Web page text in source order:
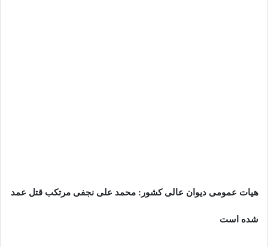
هیات عمومی دیوان عالی کشور: محمد علی نجفی مرتکب قتل عمد
شده است